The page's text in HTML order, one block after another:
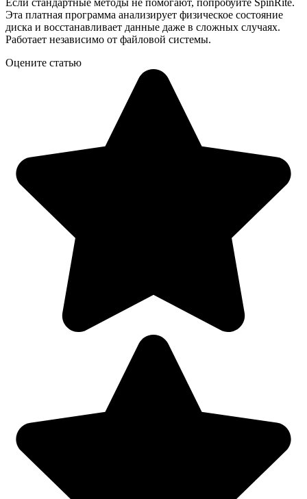
Эта платная программа анализирует физическое состояние
диска и восстанавливает данные даже в сложных случаях.
Работает независимо от файловой системы.
Оцените статью